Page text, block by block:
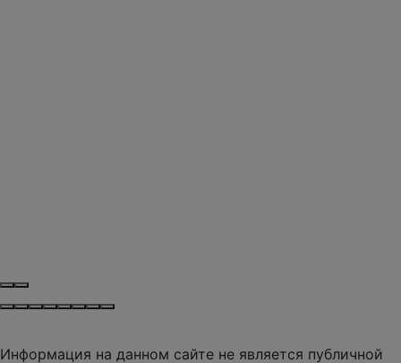
Информация на данном сайте не является публичной